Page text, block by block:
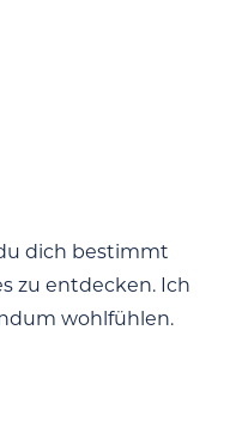
dich bestimmt
zu entdecken. Ich
wohlfühlen.